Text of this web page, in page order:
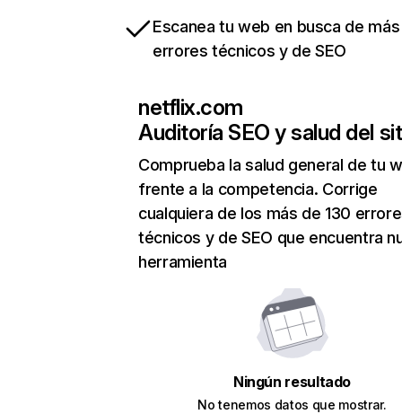
Escanea tu web en busca de
errores técnicos y de SEO
netflix.com
Auditoría SEO y salud del
Comprueba la salud general de tu
frente a la competencia. Corrige
cualquiera de los más de 130
técnicos y de SEO que encuentra
herramienta
Ningún resultado
No tenemos datos que mostrar.